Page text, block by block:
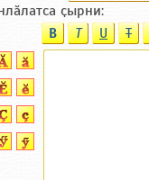
ҫырни:
B T U T